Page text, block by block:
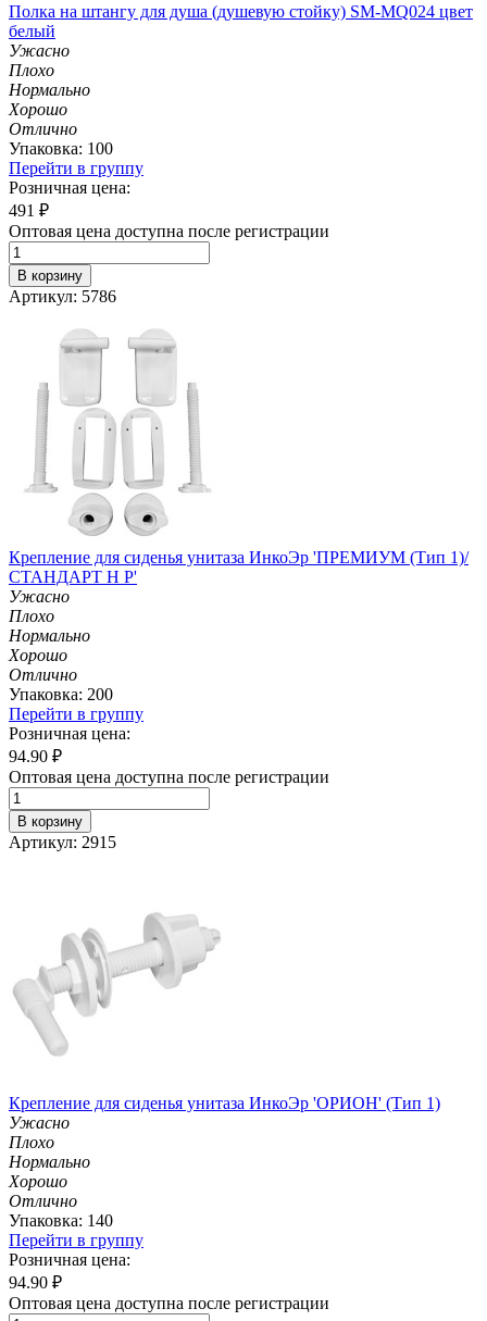
Полка на штангу для душа (душевую стойку) SM-MQ024 цвет
белый
Ужасно
Плохо
Нормально
Хорошо
Отлично
Упаковка: 100
Перейти в группу
Розничная цена:
491 ₽
Оптовая цена доступна после регистрации
В корзину
Артикул: 5786
Крепление для сиденья унитаза ИнкоЭр 'ПРЕМИУМ (Тип 1)/
СТАНДАРТ Н Р'
Ужасно
Плохо
Нормально
Хорошо
Отлично
Упаковка: 200
Перейти в группу
Розничная цена:
94.90 ₽
Оптовая цена доступна после регистрации
В корзину
Артикул: 2915
Крепление для сиденья унитаза ИнкоЭр 'ОРИОН' (Тип 1)
Ужасно
Плохо
Нормально
Хорошо
Отлично
Упаковка: 140
Перейти в группу
Розничная цена:
94.90 ₽
Оптовая цена доступна после регистрации